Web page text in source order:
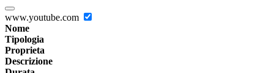
www.youtube.com
Nome
Tipologia
Proprieta
Descrizione